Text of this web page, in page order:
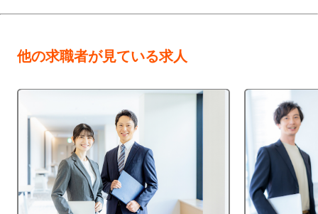
他の求職者が見ている求人